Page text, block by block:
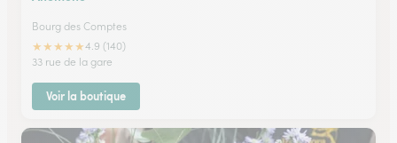
Bourg des Comptes
★★★★★4.9 (140)
33 rue de la gare
Voir la boutique